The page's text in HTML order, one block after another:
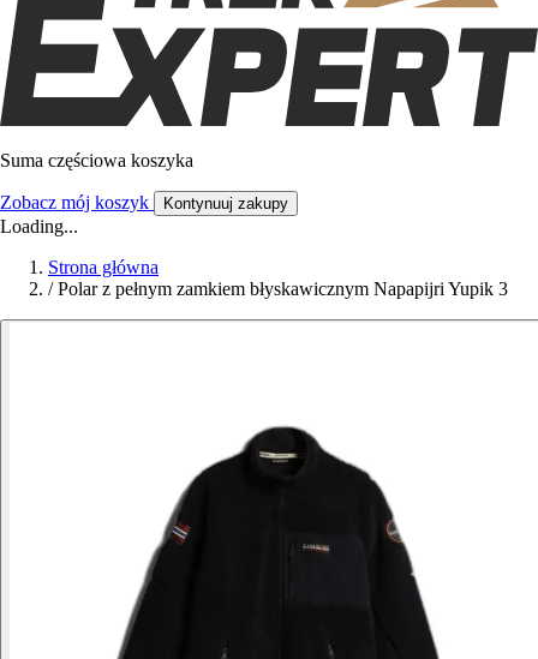
Suma częściowa koszyka
Zobacz mój koszyk Kontynuuj zakupy
Loading...
Strona główna
/ Polar z pełnym zamkiem błyskawicznym Napapijri Yupik 3